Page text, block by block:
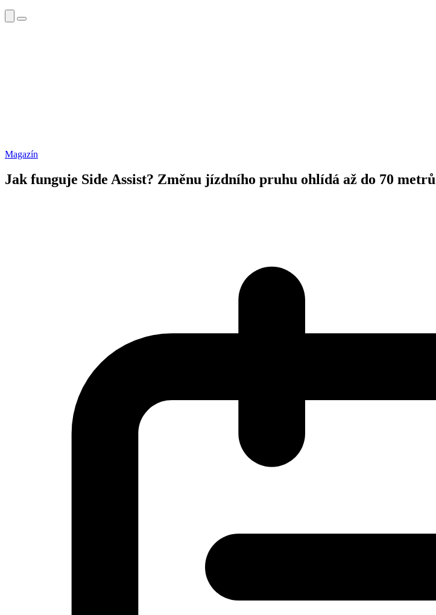
Magazín
Jak funguje Side Assist? Změnu jízdního pruhu ohlídá až do 70 metrů